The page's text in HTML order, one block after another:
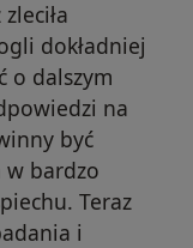
dokładniej
o dalszym
na
być
w bardzo
Teraz
i